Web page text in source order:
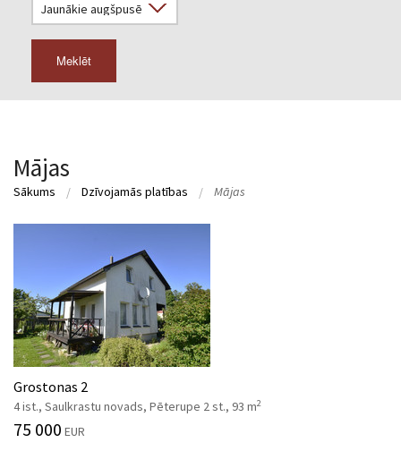
Meklēt
Mājas
Sākums Dzīvojamās platības Mājas
Grostonas 2
4 ist., Saulkrastu novads, Pēterupe 2 st., 93 m2
75 000 EUR